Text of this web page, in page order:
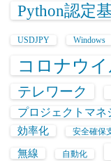
Python認定
USDJPY Windows
コロナウイ
テレワーク
プロジェクトマネ
効率化 安全確保
無線 自動化